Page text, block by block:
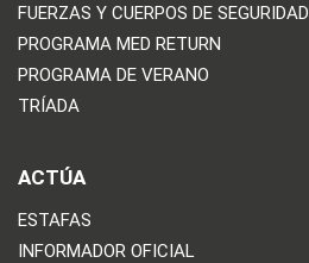
FUERZAS Y CUERPOS DE SEGURIDAD
PROGRAMA MED RETURN
PROGRAMA DE VERANO
TRÍADA
ACTÚA
ESTAFAS
INFORMADOR OFICIAL